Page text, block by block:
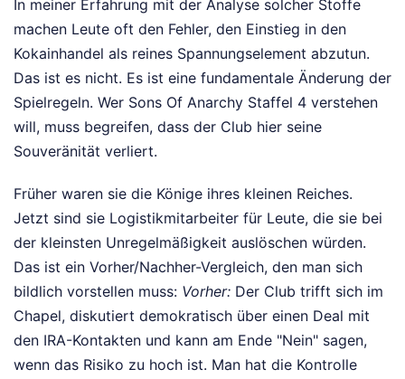
In meiner Erfahrung mit der Analyse solcher Stoffe
machen Leute oft den Fehler, den Einstieg in den
Kokainhandel als reines Spannungselement abzutun.
Das ist es nicht. Es ist eine fundamentale Änderung der
Spielregeln. Wer Sons Of Anarchy Staffel 4 verstehen
will, muss begreifen, dass der Club hier seine
Souveränität verliert.
Früher waren sie die Könige ihres kleinen Reiches.
Jetzt sind sie Logistikmitarbeiter für Leute, die sie bei
der kleinsten Unregelmäßigkeit auslöschen würden.
Das ist ein Vorher/Nachher-Vergleich, den man sich
bildlich vorstellen muss: Vorher: Der Club trifft sich im
Chapel, diskutiert demokratisch über einen Deal mit
den IRA-Kontakten und kann am Ende "Nein" sagen,
wenn das Risiko zu hoch ist. Man hat die Kontrolle